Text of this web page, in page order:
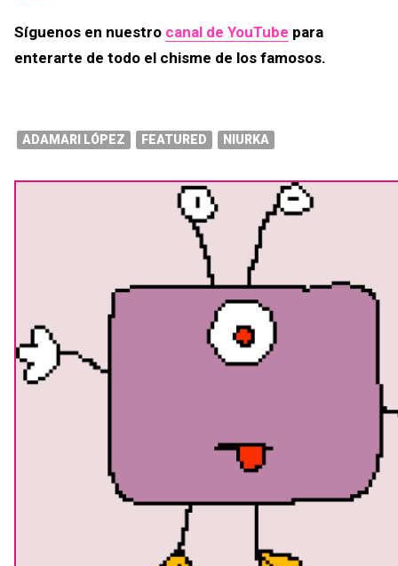
Síguenos en nuestro canal de YouTube para
enterarte de todo el chisme de los famosos.
ADAMARI LÓPEZ FEATURED NIURKA